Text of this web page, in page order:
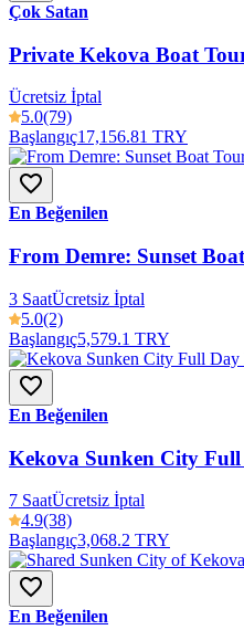
Çok Satan
Private Kekova Boat
Ücretsiz İptal
5.0(79)
Başlangıç17,156.81 TRY
En Beğenilen
From Demre: Sunset
3 SaatÜcretsiz İptal
5.0(2)
Başlangıç5,579.1 TRY
En Beğenilen
Kekova Sunken City
7 SaatÜcretsiz İptal
4.9(38)
Başlangıç3,068.2 TRY
En Beğenilen